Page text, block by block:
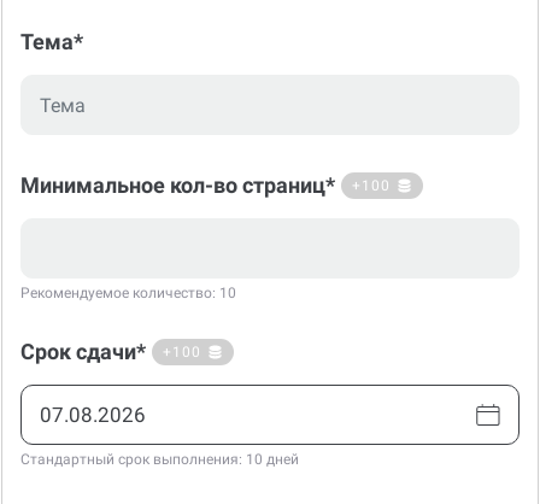
Тема*
Минимальное кол-во страниц* +100
Рекомендуемое количество: 10
Срок сдачи* +100
Стандартный срок выполнения: 10 дней